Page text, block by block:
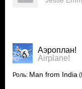
Аэроплан!
Airplane!
Роль: Man from India